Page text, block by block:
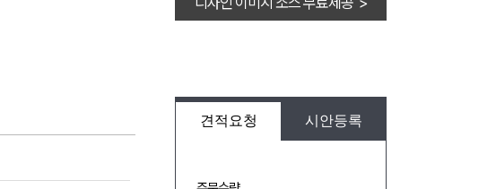
견적요청 시안등록